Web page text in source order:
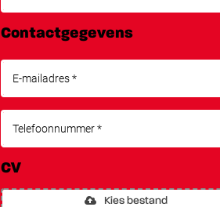
Contactgegevens
CV
Kies bestand